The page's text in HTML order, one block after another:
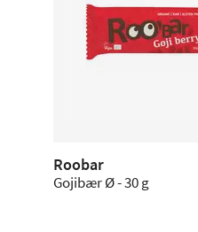
Roobar
Gojibær Ø - 30 g